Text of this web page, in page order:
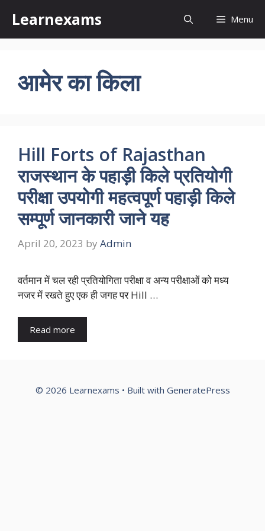
content
Learnexams Menu
आमेर का किला
Hill Forts of Rajasthan
राजस्थान के पहाड़ी किले प्रतियोगी
परीक्षा उपयोगी महत्वपूर्ण पहाड़ी किले
सम्पूर्ण जानकारी जाने यह
April 20, 2023 by Admin
वर्तमान में चल रही प्रतियोगिता परीक्षा व अन्य परीक्षाओं को मध्य
नजर में रखते हुए एक ही जगह पर Hill …
Read more
© 2026 Learnexams • Built with GeneratePress